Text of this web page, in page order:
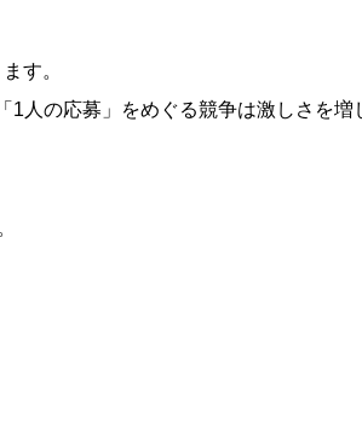
す。
人の応募」をめぐる競争は激しさを増